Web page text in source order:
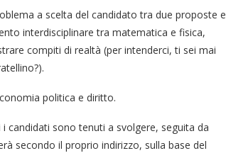
a scelta del candidato tra due proposte e
interdisciplinare tra matematica e fisica,
compiti di realtà (per intenderci, ti sei mai
politica e diritto.
candidati sono tenuti a svolgere, seguita da
secondo il proprio indirizzo, sulla base del